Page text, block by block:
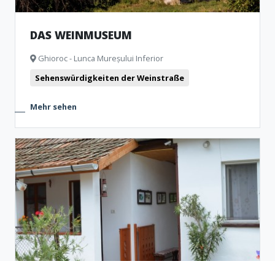
DAS WEINMUSEUM
Ghioroc - Lunca Mureșului Inferior
Sehenswürdigkeiten der Weinstraße
Mehr sehen